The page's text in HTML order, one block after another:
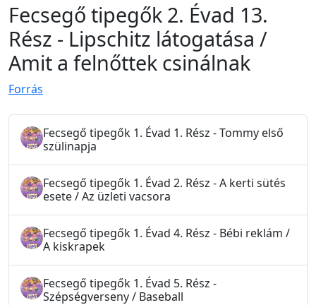
Fecsegő tipegők 2. Évad 13.
Rész - Lipschitz látogatása /
Amit a felnőttek csinálnak
Forrás
Fecsegő tipegők 1. Évad 1. Rész - Tommy első
szülinapja
Fecsegő tipegők 1. Évad 2. Rész - A kerti sütés
esete / Az üzleti vacsora
Fecsegő tipegők 1. Évad 4. Rész - Bébi reklám /
A kiskrapek
Fecsegő tipegők 1. Évad 5. Rész -
Szépségverseny / Baseball